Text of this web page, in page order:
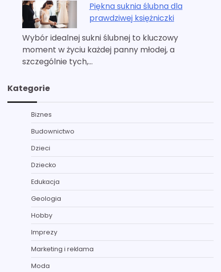
Piękna suknia ślubna dla
prawdziwej księżniczki
Wybór idealnej sukni ślubnej to kluczowy
moment w życiu każdej panny młodej, a
szczególnie tych,…
Kategorie
Biznes
Budownictwo
Dzieci
Dziecko
Edukacja
Geologia
Hobby
Imprezy
Marketing i reklama
Moda